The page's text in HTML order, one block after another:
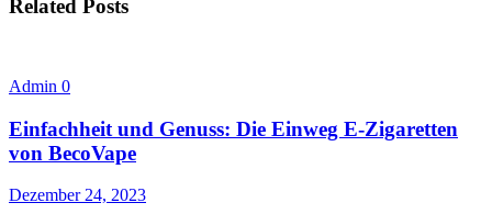
Related Posts
Admin 0
Einfachheit und Genuss: Die Einweg E-Zigaretten
von BecoVape
Dezember 24, 2023